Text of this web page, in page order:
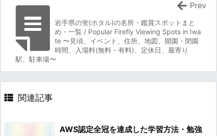
岩手県の蛍(ホタル)の名所・鑑賞スポットまと
め・一覧 / Popular Firefly Viewing Spots in Iwa
te 〜見頃、イベント、住所、地図、開園・閉園
時間、入場料(無料・有料)、定休日、最寄り
駅、駐車場〜
Prev
関連記事
AWS認定全冠を達成した学習方法・勉強